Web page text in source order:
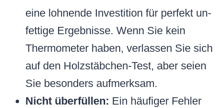
eine lohnende Investition für perfekt un-
fettige Ergebnisse. Wenn Sie kein
Thermometer haben, verlassen Sie sich
auf den Holzstäbchen-Test, aber seien
Sie besonders aufmerksam.
Nicht überfüllen: Ein häufiger Fehler